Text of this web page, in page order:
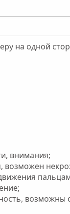
на одной
внимания;
возможны